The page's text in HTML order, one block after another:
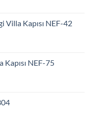
Villa Kapısı NEF-42
NEF-75